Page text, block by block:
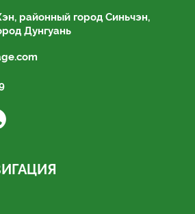
районный город Синьчэн,
Дунгуань